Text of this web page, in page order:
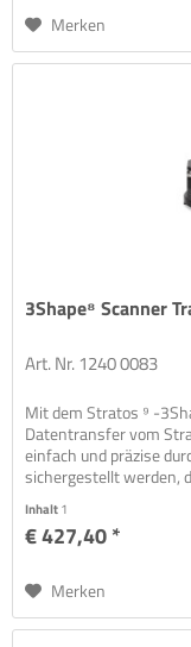
Merken
3Shape⁸ Scanner
Art. Nr. 1240 0083
Mit dem Stratos ⁹ -
Datentransfer vom
einfach und präzise
sichergestellt werden,
Inhalt1
€ 427,40 *
Merken